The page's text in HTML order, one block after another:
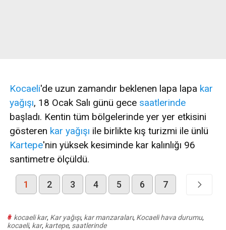
Kocaeli'de uzun zamandır beklenen lapa lapa kar
yağışı, 18 Ocak Salı günü gece saatlerinde
başladı. Kentin tüm bölgelerinde yer yer etkisini
gösteren kar yağışı ile birlikte kış turizmi ile ünlü
Kartepe'nin yüksek kesiminde kar kalınlığı 96
santimetre ölçüldü.
1 2 3 4 5 6 7
# kocaeli kar, Kar yağışı, kar manzaraları, Kocaeli hava durumu,
kocaeli, kar, kartepe, saatlerinde